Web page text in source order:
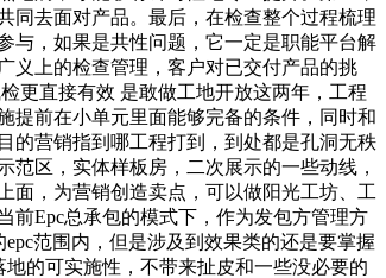
同去面对产品。最后，在检查整个过程梳理
与，如果是共性问题，它一定是职能平台解
义上的检查管理，客户对已交付产品的挑
更直接有效 是敢做工地开放这两年，工程
提前在小单元里面能够完备的条件，同时和
的营销指到哪工程打到，到处都是孔洞无秩
区，实体样板房，二次展示的一些动线，
面，为营销创造卖点，可以做阳光工坊、工
前Epc总承包的模式下，作为发包方管理方
范围内，但是涉及到效果类的还是要掌握
的可实施性，不带来扯皮和一些没必要的